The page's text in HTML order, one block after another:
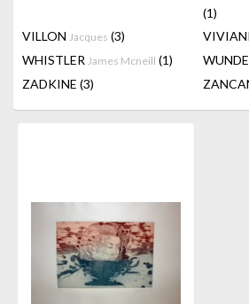
(1)
VILLON Jacques (3) VIVIANI
WHISTLER James Mcneill (1)
ZADKINE (3)